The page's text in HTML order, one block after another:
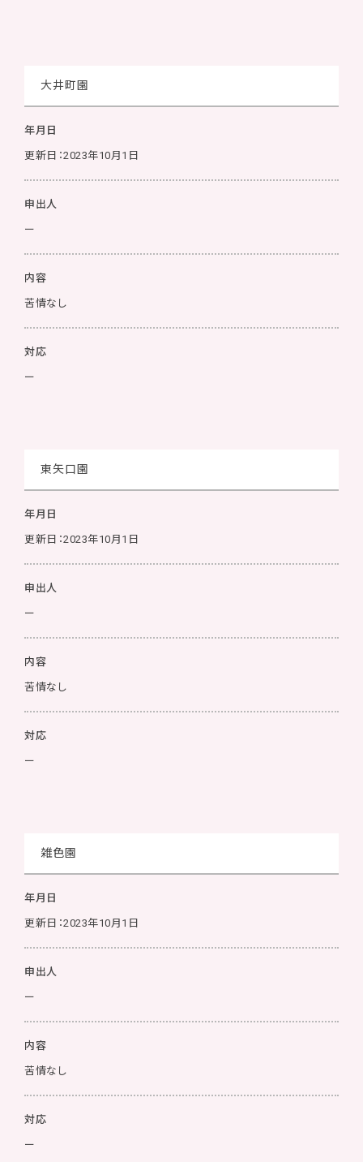
大井町園
年月日
更新日：2023年10月1日
申出人
ー
内容
苦情なし
対応
ー
東矢口園
年月日
更新日：2023年10月1日
申出人
ー
内容
苦情なし
対応
ー
雑色園
年月日
更新日：2023年10月1日
申出人
ー
内容
苦情なし
対応
ー